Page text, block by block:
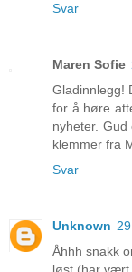
Svar
Maren Sofie
Gladinnlegg!
for å høre
nyheter.
klemmer fra
Svar
Unknown
Åhhh snakk